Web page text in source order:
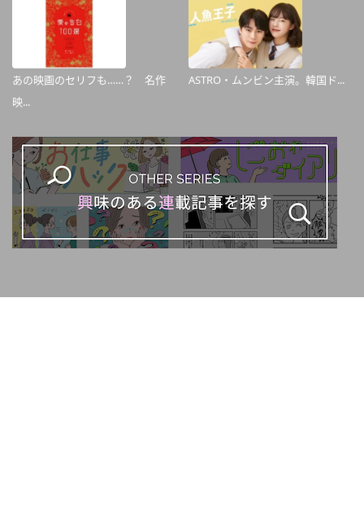
あの映画のセリフも……？ 名作
映...
ASTRO・ムンビン主演。韓国ド...